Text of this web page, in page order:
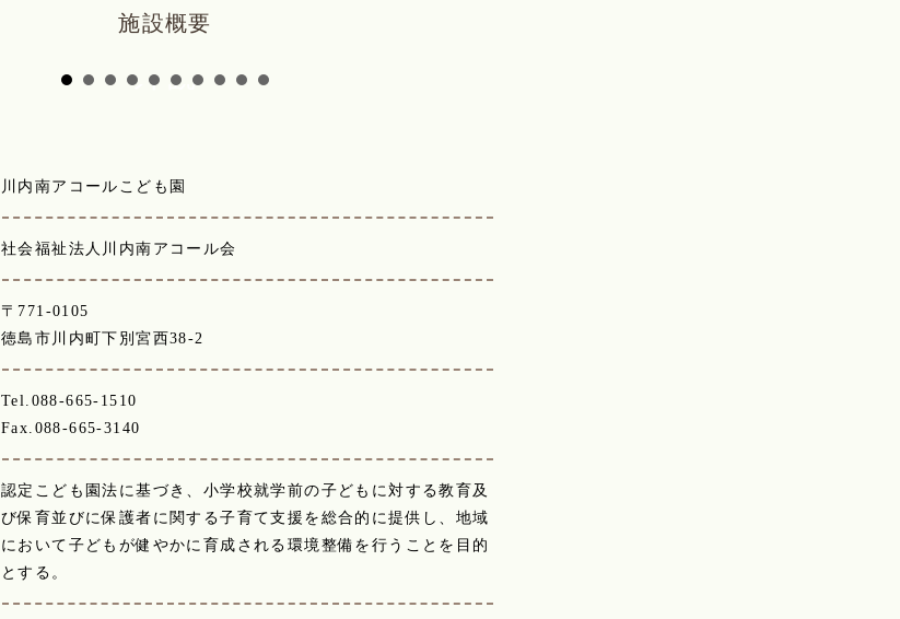
施設概要
外観
川内南アコールこども園
社会福祉法人川内南アコール会
〒771-0105
徳島市川内町下別宮西38-2
Tel.088-665-1510
Fax.088-665-3140
認定こども園法に基づき、小学校就学前の子どもに対する教育及
び保育並びに保護者に関する子育て支援を総合的に提供し、地域
において子どもが健やかに育成される環境整備を行うことを目的
とする。